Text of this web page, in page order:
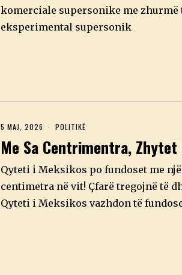
2
0
2
komerciale supersonike me
eksperimental supersonik
5 MAJ, 2026
A
J
,
2
0
6
POLITIKË
Me Sa Centrimentra,
Qyteti i Meksikos po fundoset me
centimetra në vit! Çfarë tregojnë të
Qyteti i Meksikos vazhdon të